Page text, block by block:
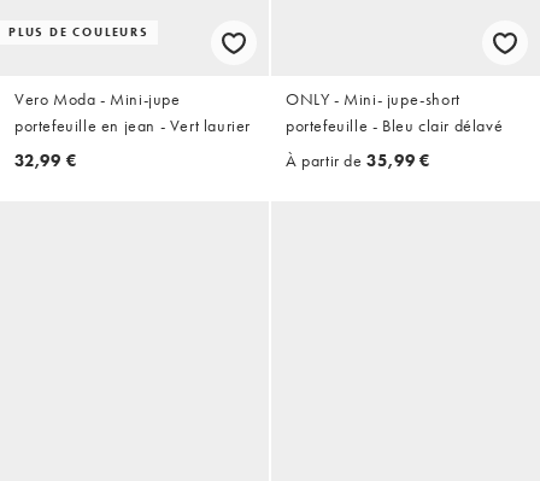
PLUS DE COULEURS
Vero Moda - Mini-jupe
portefeuille en jean - Vert laurier
32,99 €
ONLY - Mini- jupe-short
portefeuille - Bleu clair délavé
À partir de 35,99 €